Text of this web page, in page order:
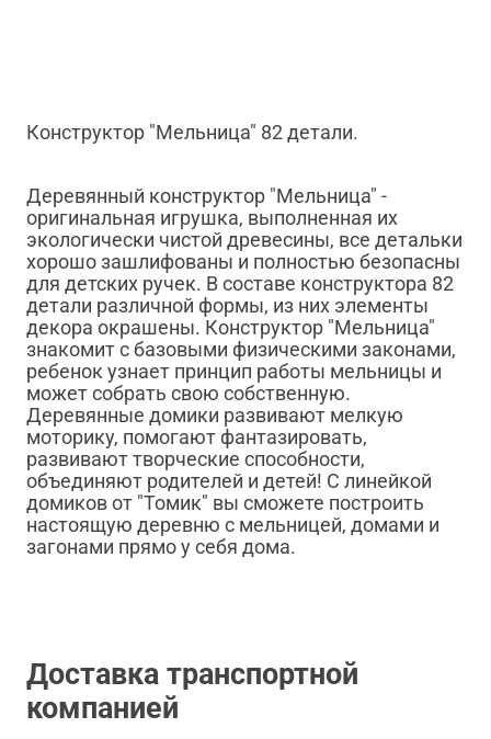
Конструктор "Мельница" 82 детали.
Деревянный конструктор "Мельница" -
оригинальная игрушка, выполненная их
экологически чистой древесины, все детальки
хорошо зашлифованы и полностью безопасны
для детских ручек. В составе конструктора 82
детали различной формы, из них элементы
декора окрашены. Конструктор "Мельница"
знакомит с базовыми физическими законами,
ребенок узнает принцип работы мельницы и
может собрать свою собственную.
Деревянные домики развивают мелкую
моторику, помогают фантазировать,
развивают творческие способности,
объединяют родителей и детей! С линейкой
домиков от "Томик" вы сможете построить
настоящую деревню с мельницей, домами и
загонами прямо у себя дома.
Доставка транспортной
компанией